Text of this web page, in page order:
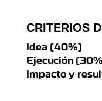
CRITERIOS
Idea (40%)
Ejecución (30%)
Impacto y